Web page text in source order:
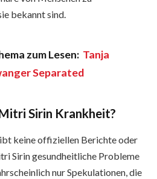
bekannt sind.
zum Lesen: Tanja
Separated
Sirin Krankheit?
keine offiziellen Berichte oder
Sirin gesundheitliche Probleme
nur Spekulationen, die